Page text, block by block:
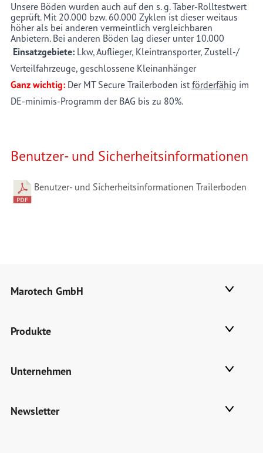
Unsere Böden wurden auch auf den s. g. Taber-Rolltestwert
geprüft. Mit 20.000 bzw. 60.000 Zyklen ist dieser weitaus
höher als bei anderen vermeintlich vergleichbaren
Anbietern. Bei anderen Böden lag dieser unter 10.000
Einsatzgebiete:Lkw, Auflieger, Kleintransporter, Zustell-/
Verteilfahrzeuge, geschlossene Kleinanhänger
Ganz wichtig:Der MT Secure Trailerboden ist förderfähig im
DE-minimis-Programm der BAG bis zu 80%.
Benutzer- und Sicherheitsinformationen
Benutzer- und Sicherheitsinformationen Trailerboden
Marotech GmbH
Produkte
Unternehmen
Newsletter